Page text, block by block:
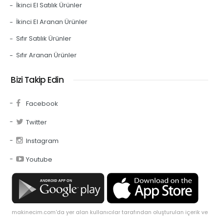
İkinci El Satılık Ürünler
İkinci El Aranan Ürünler
Sıfır Satılık Ürünler
Sıfır Aranan Ürünler
Bizi Takip Edin
Facebook
Twitter
Instagram
Youtube
makinecim.com'da yer alan kullanıcılar tarafından oluşturulan içerik ve